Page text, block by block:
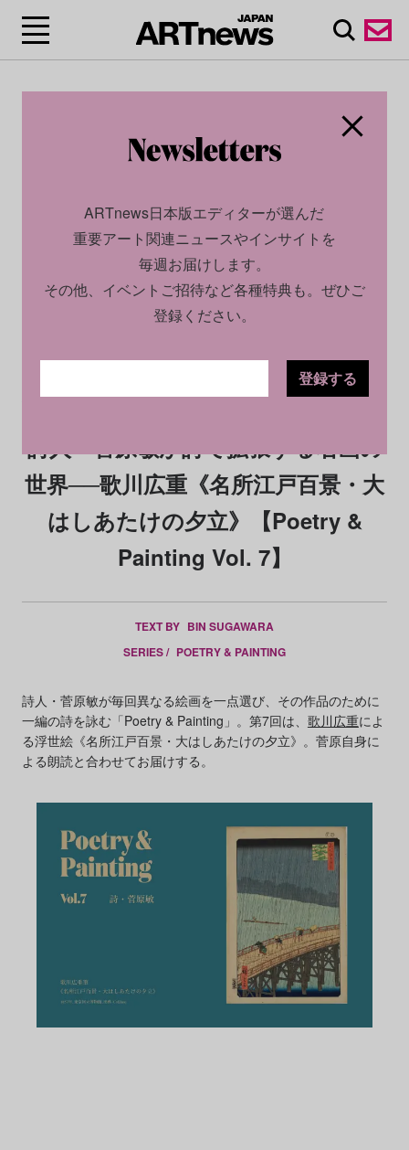
2026.06.29
詩人・菅原敏が詩で拡張する名画の
世界──歌川広重《名所江戸百景・大
はしあたけの夕立》【Poetry &
Painting Vol. 7】
TEXT BY BIN SUGAWARA
SERIES / POETRY & PAINTING
詩人・菅原敏が毎回異なる絵画を一点選び、その作品のために
一編の詩を詠む「Poetry & Painting」。第7回は、 歌川広重によ
る浮世絵《名所江戸百景・大はしあたけの夕立》。菅原自身に
よる朗読と合わせてお届けする。
ARTnews日本版エディターが選んだ
重要アート関連ニュースやインサイトを
毎週お届けします。
その他、イベントご招待など各種特典も。ぜひご
登録ください。
登録する